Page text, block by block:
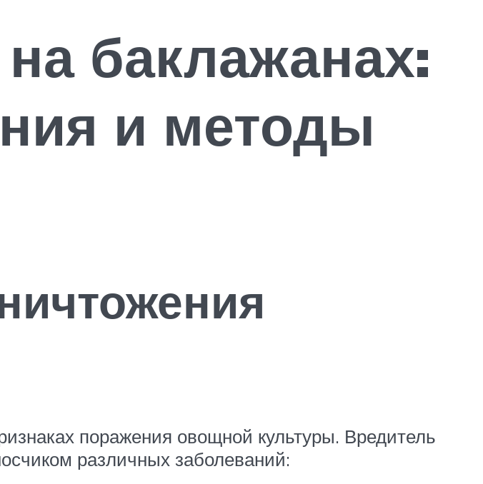
баклажанах:
и методы
поражения овощной культуры. Вредитель
различных заболеваний: